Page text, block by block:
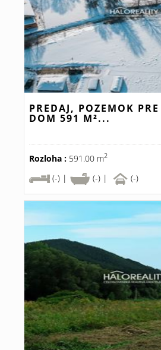
PREDAJ, POZEMOK
DOM 591 M²...
Rozloha : 591.00 m2
(-) |
(-) | (-)